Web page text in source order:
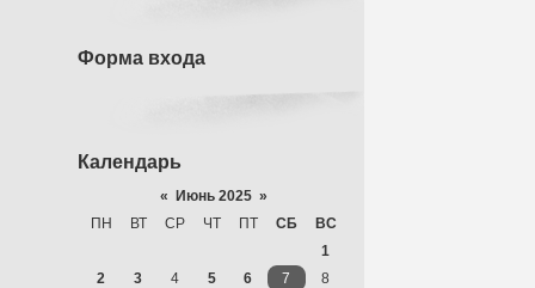
Форма входа
Календарь
« Июнь 2025 »
ПН
ВТ СР ЧТ ПТ СБ
ВС
1
2
3 4 5 6 7
8